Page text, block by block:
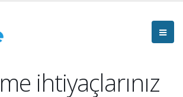
ihtiyaçlarınız